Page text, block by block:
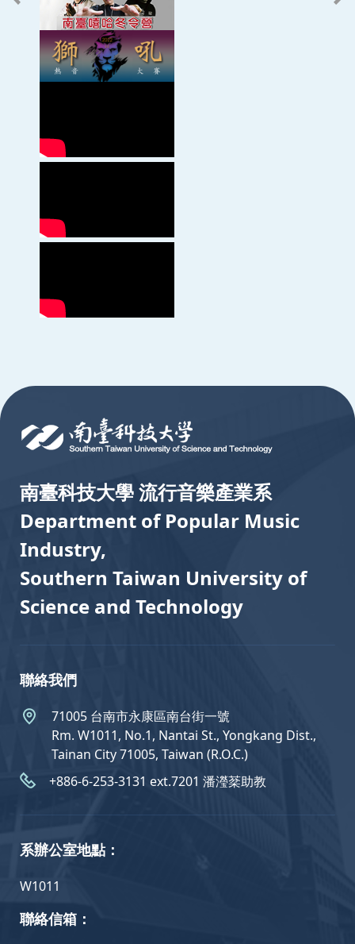
南臺科技大學 流行音樂產業系
Department of Popular Music
Industry,
Southern Taiwan University of
Science and Technology
聯絡我們
71005 台南市永康區南台街一號
Rm. W1011, No.1, Nantai St., Yongkang Dist.,
Tainan City 71005, Taiwan (R.O.C.)
+886-6-253-3131 ext.7201 潘瀅棻助教
系辦公室地點：
W1011
聯絡信箱：